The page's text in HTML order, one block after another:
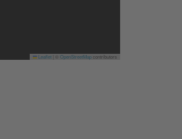
Leaflet OpenStreetMapcontributors